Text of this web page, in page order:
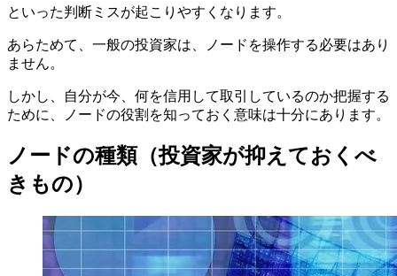
といった判断ミスが起こりやすくなります。
あらためて、一般の投資家は、ノードを操作する必要はあり
ません。
しかし、自分が今、何を信用して取引しているのか把握する
ために、ノードの役割を知っておく意味は十分にあります。
ノードの種類（投資家が抑えておくべ
きもの）